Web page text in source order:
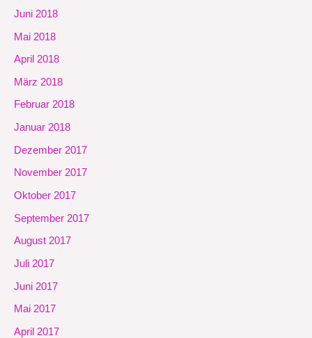
Juni 2018
Mai 2018
April 2018
März 2018
Februar 2018
Januar 2018
Dezember 2017
November 2017
Oktober 2017
September 2017
August 2017
Juli 2017
Juni 2017
Mai 2017
April 2017